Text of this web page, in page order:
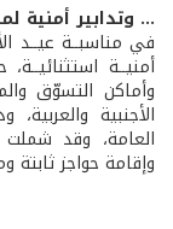
... وتدابير أمنية
في مناسبــة عيــد
أمنيــة
وأماكن التسوّق
الأجنبية
العامة، وقد شملت
وإقامة حواجز ثابتة